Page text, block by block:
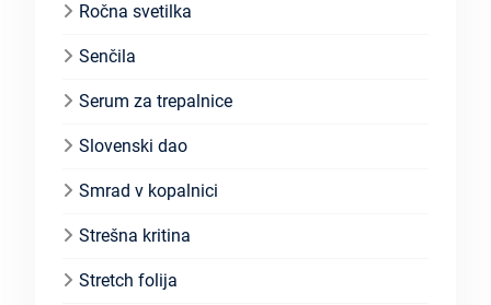
Ročna svetilka
Senčila
Serum za trepalnice
Slovenski dao
Smrad v kopalnici
Strešna kritina
Stretch folija